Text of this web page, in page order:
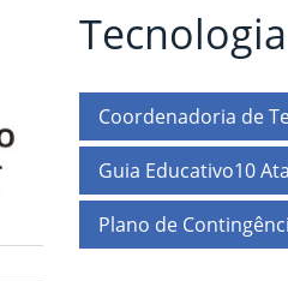
Início do conteúdo
Coordenadoria de
Guia Educativo10
Plano de